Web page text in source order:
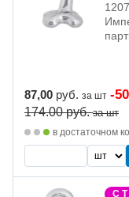
87,00 руб. за шт -
174.00руб. за шт
в достаточном
С Т